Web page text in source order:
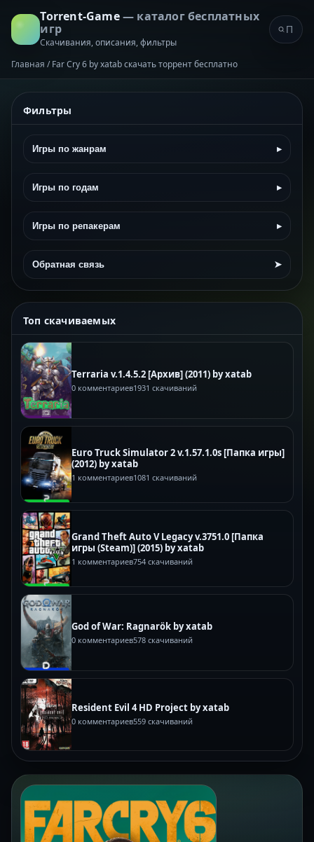
Torrent-Game— каталог бесплатных
игр
Скачивания, описания, фильтры
Главная / Far Cry 6 by xatab скачать торрент бесплатно
Фильтры
Игры по жанрам ▸
Игры по годам ▸
Игры по репакерам ▸
Обратная связь ➤
Топ скачиваемых
Terraria v.1.4.5.2 [Архив] (2011) by xatab
0 комментариев1931 скачиваний
Euro Truck Simulator 2 v.1.57.1.0s [Папка игры]
(2012) by xatab
1 комментариев1081 скачиваний
Grand Theft Auto V Legacy v.3751.0 [Папка
игры (Steam)] (2015) by xatab
1 комментариев754 скачиваний
God of War: Ragnarök by xatab
0 комментариев578 скачиваний
Resident Evil 4 HD Project by xatab
0 комментариев559 скачиваний